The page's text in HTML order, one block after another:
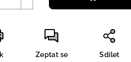
Zeptat se Sdílet